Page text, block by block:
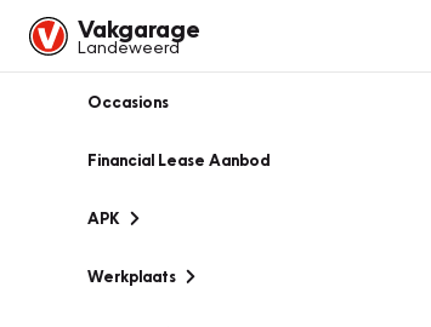
Vakgarage
Landeweerd
Occasions
Financial Lease Aanbod
APK
Werkplaats